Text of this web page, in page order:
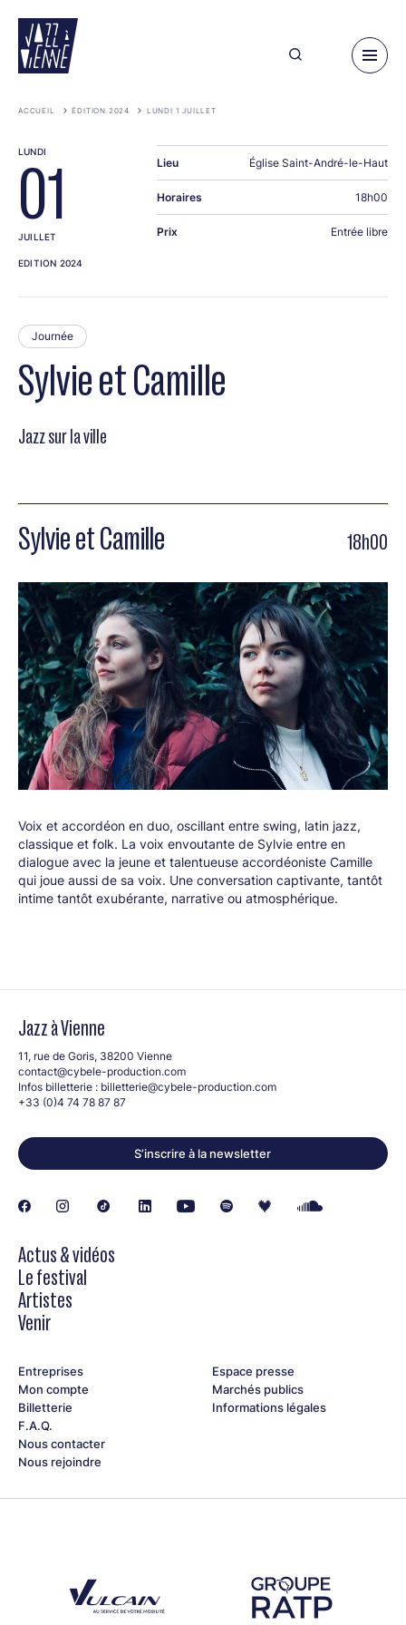
contenu
principal
ACCUEIL ÉDITION 2024 LUNDI 1 JUILLET
Sylvie et Camille
Journée
Jazz sur la ville
Sylvie et Camille 18h00
Voix et accordéon en duo, oscillant entre swing, latin jazz,
classique et folk. La voix envoutante de Sylvie entre en
dialogue avec la jeune et talentueuse accordéoniste Camille
qui joue aussi de sa voix. Une conversation captivante, tantôt
intime tantôt exubérante, narrative ou atmosphérique.
LUNDI
01
JUILLET
EDITION 2024
Lieu Église Saint-André-le-Haut
Horaires 18h00
Prix Entrée libre
Jazz à Vienne
11, rue de Goris, 38200 Vienne
contact@cybele-production.com
Infos billetterie : billetterie@cybele-production.com
+33 (0)4 74 78 87 87
S’inscrire à la newsletter
Actus & vidéos
Le festival
Artistes
Venir
Entreprises
Mon compte
Billetterie
F.A.Q.
Nous contacter
Nous rejoindre
Espace presse
Marchés publics
Informations légales